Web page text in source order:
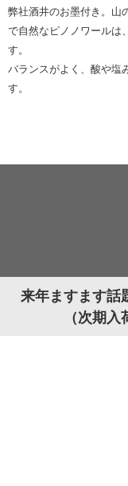
弊社酒井のお墨付き。山
で自然なピノノワールは
す。
バランスがよく、酸や塩
す。
来年ますます話
（次期